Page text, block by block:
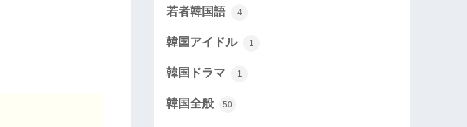
若者韓国語 4
韓国アイドル 1
韓国ドラマ 1
韓国全般 50